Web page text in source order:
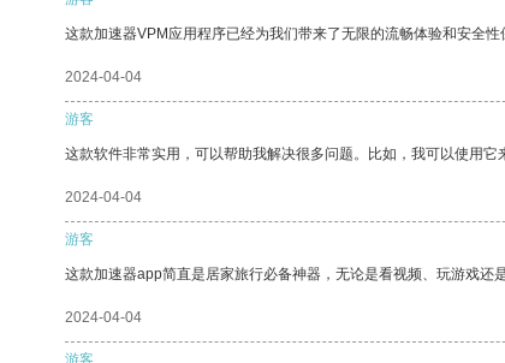
这款加速器VPM应用程序已经为我们带来了无限的流畅体验和安全性
2024-04-04
游客
这款软件非常实用，可以帮助我解决很多问题。比如，我可以使用它
2024-04-04
游客
这款加速器app简直是居家旅行必备神器，无论是看视频、玩游戏
2024-04-04
游客